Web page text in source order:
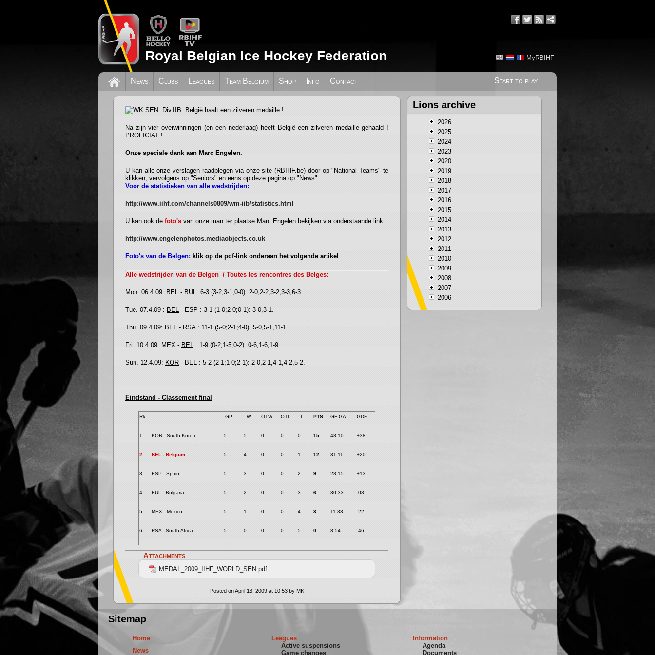
MyRBIHF
Royal Belgian Ice Hockey Federation
Start to play
News Clubs Leagues Team Belgium Shop Info Contact
WK SEN. Div.IIB: België haalt een zilveren medaille !
Na zijn vier overwinningen (en een nederlaag) heeft België een zilveren medaille gehaald !
PROFICIAT !
Onze speciale dank aan Marc Engelen.
U kan alle onze verslagen raadplegen via onze site (RBIHF.be) door op "National Teams" te
klikken, vervolgens op "Seniors" en eens op deze pagina op "News".
Voor de statistieken van alle wedstrijden:
http://www.iihf.com/channels0809/wm-iib/statistics.html
U kan ook de foto's van onze man ter plaatse Marc Engelen bekijken via onderstaande link:
http://www.engelenphotos.mediaobjects.co.uk
Foto's van de Belgen: klik op de pdf-link onderaan het volgende artikel
Alle wedstrijden van de Belgen / Toutes les rencontres des Belges:
Mon. 06.4.09: BEL - BUL: 6-3 (3-2;3-1;0-0): 2-0,2-2,3-2,3-3,6-3.
Tue. 07.4.09 : BEL - ESP : 3-1 (1-0;2-0;0-1): 3-0,3-1.
Thu. 09.4.09: BEL - RSA : 11-1 (5-0;2-1;4-0): 5-0,5-1,11-1.
Fri. 10.4.09: MEX - BEL : 1-9 (0-2;1-5;0-2): 0-6,1-6,1-9.
Sun. 12.4.09: KOR - BEL : 5-2 (2-1;1-0;2-1): 2-0,2-1,4-1,4-2,5-2.
Eindstand - Classement final
Rk GP W OTW OTL L PTS GF-GA GDF
1. KOR - South Korea 5 5 0 0 0 15 48-10 +38
2. BEL - Belgium 5 4 0 0 1 12 31-11 +20
3. ESP - Spain 5 3 0 0 2 9 28-15 +13
4. BUL - Bulgaria 5 2 0 0 3 6 30-33 -03
5. MEX - Mexico 5 1 0 0 4 3 11-33 -22
6. RSA - South Africa 5 0 0 0 5 0 8-54 -46
Attachments
MEDAL_2009_IIHF_WORLD_SEN.pdf
Posted on April 13, 2009 at 10:53 by MK
Lions archive
2026
2025
2024
2023
2020
2019
2018
2017
2016
2015
2014
2013
2012
2011
2010
2009
2008
2007
2006
Sitemap
Home
News
Leagues
Active suspensions
Game changes
Information
Agenda
Documents